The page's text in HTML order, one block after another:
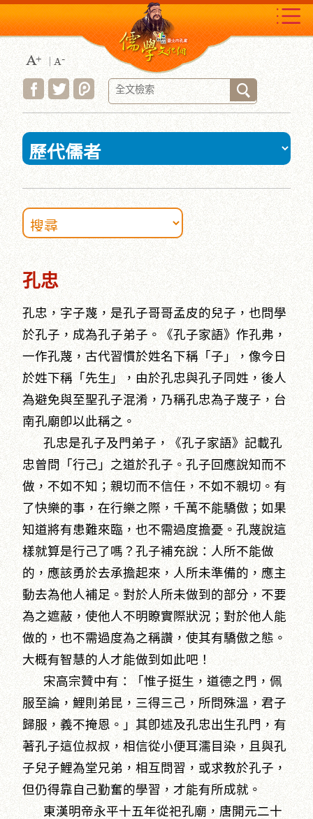
到
主
要
內
容
區
塊
:::
孔忠
孔忠，字子蔑，是孔子哥哥孟皮的兒子，也問學
於孔子，成為孔子弟子。《孔子家語》作孔弗，
一作孔蔑，古代習慣於姓名下稱「子」，像今日
於姓下稱「先生」，由於孔忠與孔子同姓，後人
為避免與至聖孔子混淆，乃稱孔忠為子蔑子，台
南孔廟卽以此稱之。
孔忠是孔子及門弟子，《孔子家語》記載孔
忠曾問「行己」之道於孔子。孔子回應說知而不
做，不如不知；親切而不信任，不如不親切。有
了快樂的事，在行樂之際，千萬不能驕傲；如果
知道將有患難來臨，也不需過度擔憂。孔蔑說這
樣就算是行己了嗎？孔子補充說：人所不能做
的，應該勇於去承擔起來，人所未準備的，應主
動去為他人補足。對於人所未做到的部分，不要
為之遮蔽，使他人不明瞭實際狀況；對於他人能
做的，也不需過度為之稱讚，使其有驕傲之態。
大概有智慧的人才能做到如此吧！
宋高宗贊中有：「惟子挺生，道德之門，佩
服至論，鯉則弟昆，三得三己，所問殊溫，君子
歸服，義不掩恩。」其卽述及孔忠出生孔門，有
著孔子這位叔叔，相信從小便耳濡目染，且與孔
子兒子鯉為堂兄弟，相互問習，或求教於孔子，
但仍得靠自己勤奮的學習，才能有所成就。
東漢明帝永平十五年從祀孔廟，唐開元二十